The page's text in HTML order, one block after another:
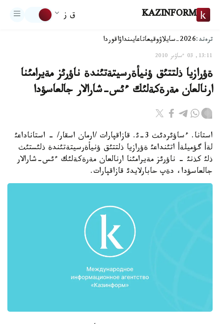
KAZINFORM ق ز
ترەند:2026-سايلاۋ وقيعاتاعايىنداۋاقوردا
13:11, 03 ءساۋىر 2010
ةؤرازيا ذلتتئق ؤنيأةرسيتةتئندة ناؤرئز مةيرامئنا
ارنالعان مةرةكةلئك ءئس-شارالار جالعاسؤدا
استانا. ءساؤئردئث 3-ئ. قازاقپارات /ارمان اسقار/ - استاناداعئ
لةأ گؤميلةأ اتئنداعئ ةؤرازيا ذلتتئق ؤنيأةرسيتةتئندة ذلئستئث
ذلئ كذنئ - ناؤرئز مةيرامئنا ارنالعان مةرةكةلئك ءئس-شارالار
جالعاسؤدا، دةپ حابارلايدئ قازاقپارات.